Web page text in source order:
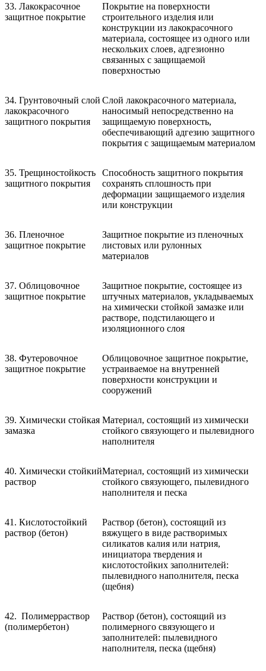
33. Лакокрасочное
защитное покрытие
Покрытие на поверхности
строительного изделия или
конструкции из лакокрасочного
материала, состоящее из одного или
нескольких слоев, адгезионно
связанных с защищаемой
поверхностью
34. Грунтовочный слой
лакокрасочного
защитного покрытия
Слой лакокрасочного материала,
наносимый непосредственно на
защищаемую поверхность,
обеспечивающий адгезию защитного
покрытия с защищаемым материалом
35. Трещиностойкость
защитного покрытия
Способность защитного покрытия
сохранять сплошность при
деформации защищаемого изделия
или конструкции
36. Пленочное
защитное покрытие
Защитное покрытие из пленочных
листовых или рулонных
материалов
37. Облицовочное
защитное покрытие
Защитное покрытие, состоящее из
штучных материалов, укладываемых
на химически стойкой замазке или
растворе, подстилающего и
изоляционного слоя
38. Футеровочное
защитное покрытие
Облицовочное защитное покрытие,
устраиваемое на внутренней
поверхности конструкции и
сооружений
39. Химически стойкая
замазка
Материал, состоящий из химически
стойкого связующего и пылевидного
наполнителя
40. Химически стойкий
раствор
Материал, состоящий из химически
стойкого связующего, пылевидного
наполнителя и песка
41. Кислотостойкий
раствор (бетон)
Раствор (бетон), состоящий из
вяжущего в виде растворимых
силикатов калия или натрия,
инициатора твердения и
кислотостойких заполнителей:
пылевидного наполнителя, песка
(щебня)
42. Полимерраствор
(полимербетон)
Раствор (бетон), состоящий из
полимерного связующего и
заполнителей: пылевидного
наполнителя, песка (щебня)